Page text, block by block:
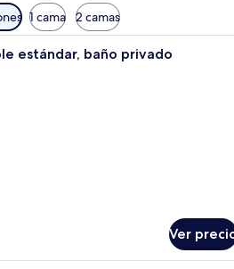
1 cama 2 camas
Una habitación de hotel con
estándar, baño privado
Ver